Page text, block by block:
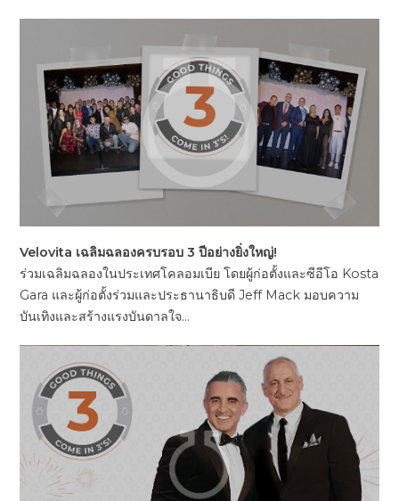
Velovita เฉลิมฉลองครบรอบ 3 ปีอย่างยิ่งใหญ่!
ร่วมเฉลิมฉลองในประเทศโคลอมเบีย โดยผู้ก่อตั้งและซีอีโอ Kosta
Gara และผู้ก่อตั้งร่วมและประธานาธิบดี Jeff Mack มอบความ
บันเทิงและสร้างแรงบันดาลใจ...